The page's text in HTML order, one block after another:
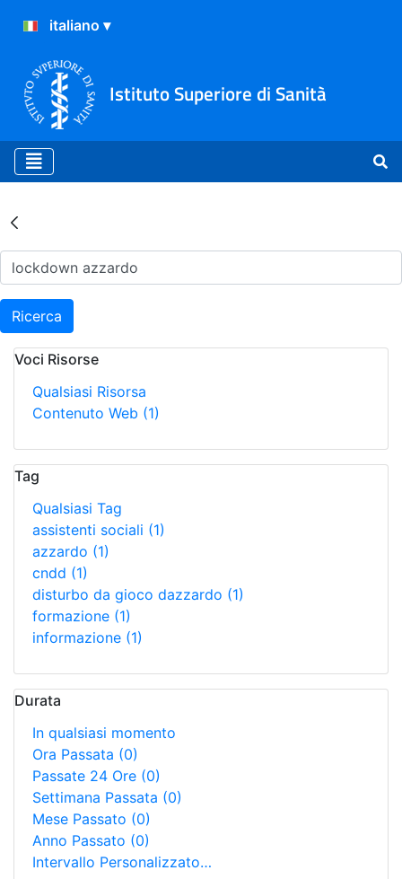
Istituto Superiore di Sanità
Risultati della Ricerca -
Ricerca
Voci Risorse
Qualsiasi Risorsa
Contenuto Web (1)
Tag
Qualsiasi Tag
assistenti sociali (1)
azzardo (1)
cndd (1)
disturbo da gioco dazzardo (1)
formazione (1)
informazione (1)
Durata
In qualsiasi momento
Ora Passata (0)
Passate 24 Ore (0)
Settimana Passata (0)
Mese Passato (0)
Anno Passato (0)
Intervallo Personalizzato…